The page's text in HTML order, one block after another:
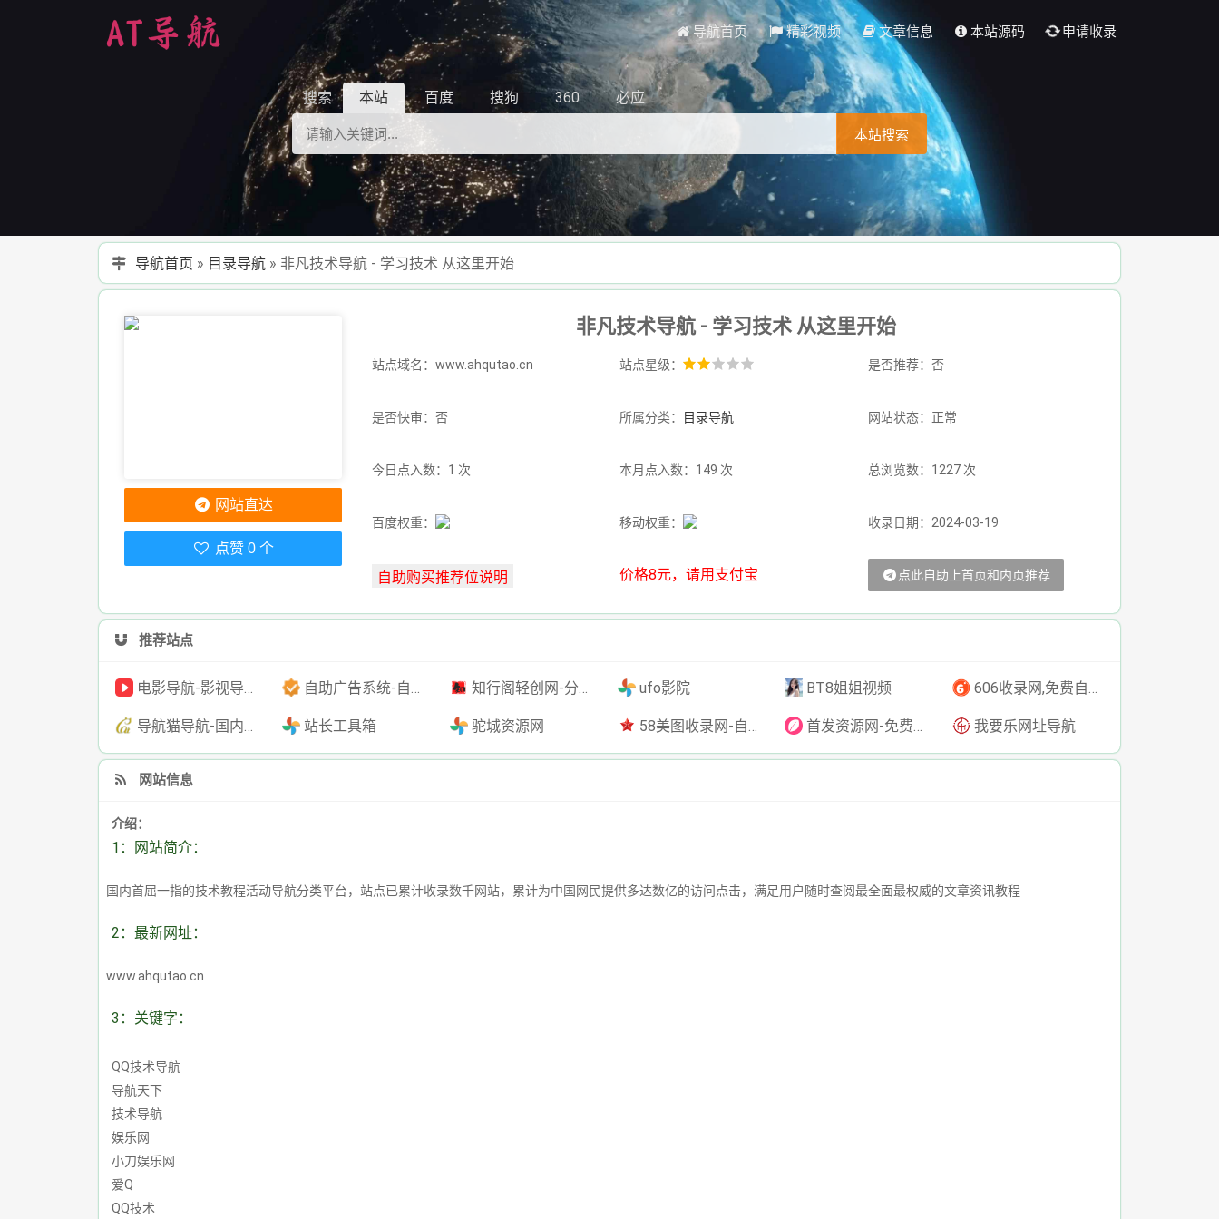
导航首页 精彩视频 文章信息 本站源码 申请收录
搜索 本站 百度 搜狗 360 必应
本站搜索
导航首页 » 目录导航 » 非凡技术导航 - 学习技术 从这里开始
非凡技术导航 - 学习技术 从这里开始
站点域名：www.ahqutao.cn 站点星级： 是否推荐：否
是否快审：否 所属分类： 目录导航 网站状态：正常
今日点入数：1 次 本月点入数：149 次 总浏览数：1227 次
百度权重： 移动权重： 收录日期：2024-03-19
价格8元，请用支付宝 点此自助上首页和内页推荐
网站直达
点赞 0 个
推荐站点
电影导航-影视导航-电影搜索-影视搜索-电影站收录 自助广告系统-自助广告源码-自助投放广告插件 知行阁轻创网-分享网络赚钱项目-全网首发副业项目实操平台-副业创业项目网 ufo影院 BT8姐姐视频 606收录网,免费自动秒收录网址,提供自动收录,网站导航大全源码,自动链,友情链接交换。
导航猫导航-国内专业的技术资源网分类平台 站长工具箱 驼城资源网 58美图收录网-自动收录网站-流量交换-自动链 首发资源网-免费资源下载-最新php源码下载-热门资源下载 我要乐网址导航
网站信息
介绍：
1：网站简介：
国内首屈一指的技术教程活动导航分类平台，站点已累计收录数千网站，累计为中国网民提供多达数亿的访问点击，满足用户随时查阅最全面最权威的文章资讯教程
2：最新网址：
www.ahqutao.cn
3：关键字：
QQ技术导航
导航天下
技术导航
娱乐网
小刀娱乐网
爱Q
QQ技术